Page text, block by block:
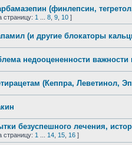
(финлепсин,
страницу: 1 ...8 ,9 10 ]
(и другие блокаторы
недооцененности важности
(Кеппра, Леветинол,
безуспешного лечения,
страницу: 1 14 15 16 ]